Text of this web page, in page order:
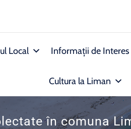
Local Informații de Interes
Cultura la Liman
în comuna